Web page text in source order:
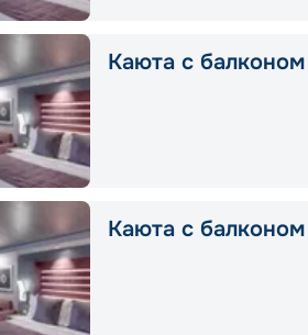
Каюта с
Каюта с